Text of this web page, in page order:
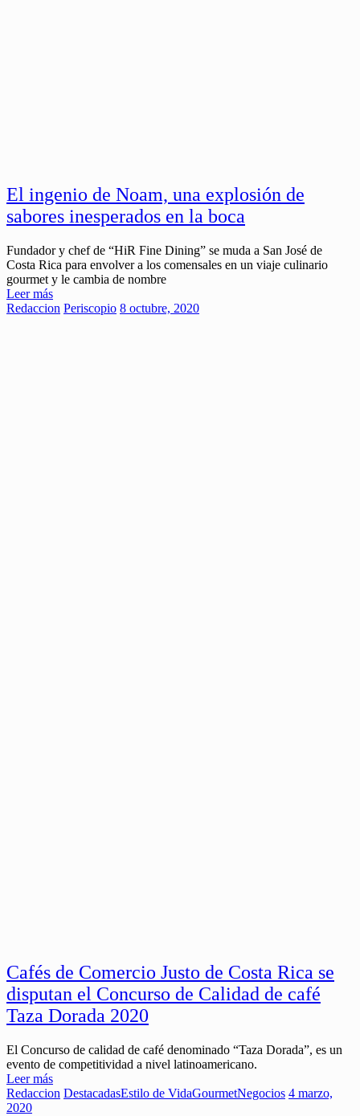
El ingenio de Noam, una explosión de
sabores inesperados en la boca
Fundador y chef de “HiR Fine Dining” se muda a San José de
Costa Rica para envolver a los comensales en un viaje culinario
gourmet y le cambia de nombre
Leer más
Redaccion Periscopio 8 octubre, 2020
Cafés de Comercio Justo de Costa Rica se
disputan el Concurso de Calidad de café
Taza Dorada 2020
El Concurso de calidad de café denominado “Taza Dorada”, es un
evento de competitividad a nivel latinoamericano.
Leer más
Redaccion DestacadasEstilo de VidaGourmetNegocios 4 marzo,
2020